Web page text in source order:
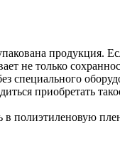
продукция.
не только
специального
приобретать
в полиэтиленовую